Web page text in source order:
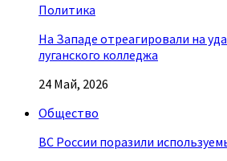
Политика
На Западе отреагировали на
луганского колледжа
24 Май, 2026
Общество
ВС России поразили